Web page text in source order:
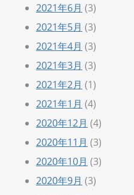
2021年6月 (3)
2021年5月 (3)
2021年4月 (3)
2021年3月 (3)
2021年2月 (1)
2021年1月 (4)
2020年12月 (4)
2020年11月 (3)
2020年10月 (3)
2020年9月 (3)